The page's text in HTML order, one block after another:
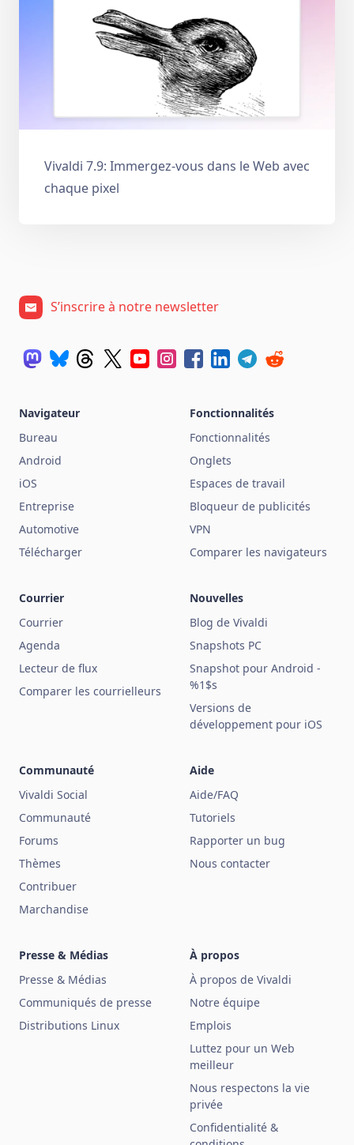
Vivaldi 7.9: Immergez-vous dans le Web avec
chaque pixel
S’inscrire à notre newsletter
Navigateur
Bureau
Android
iOS
Entreprise
Automotive
Télécharger
Fonctionnalités
Fonctionnalités
Onglets
Espaces de travail
Bloqueur de publicités
VPN
Comparer les navigateurs
Courrier
Courrier
Agenda
Lecteur de flux
Comparer les courrielleurs
Nouvelles
Blog de Vivaldi
Snapshots PC
Snapshot pour Android -
%1$s
Versions de
développement pour iOS
Communauté
Vivaldi Social
Communauté
Forums
Thèmes
Contribuer
Marchandise
Aide
Aide/FAQ
Tutoriels
Rapporter un bug
Nous contacter
Presse & Médias
Presse & Médias
Communiqués de presse
Distributions Linux
À propos
À propos de Vivaldi
Notre équipe
Emplois
Luttez pour un Web
meilleur
Nous respectons la vie
privée
Confidentialité &